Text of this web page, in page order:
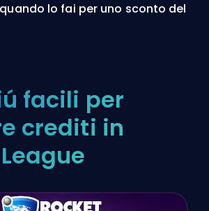
lo fai per uno sconto del
facili per
crediti in